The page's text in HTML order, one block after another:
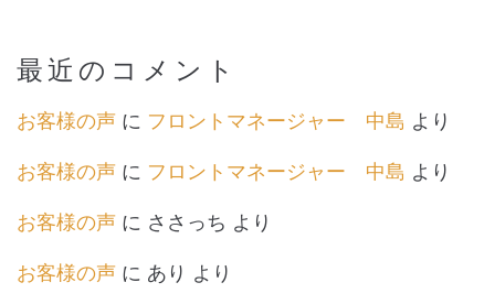
最近のコメント
お客様の声 に フロントマネージャー 中島 より
お客様の声 に フロントマネージャー 中島 より
お客様の声 に ささっち より
お客様の声 に あり より